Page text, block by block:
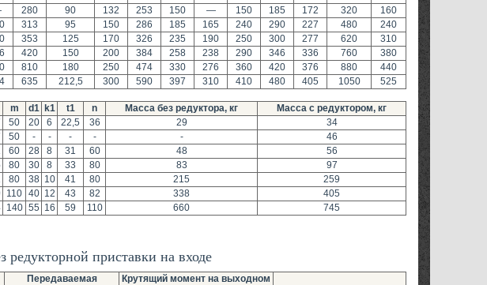
280 90 132 253 150 — 150 185 172 320
160
313 95 150 286 185 165 240 290 227 480
240
353 125 170 326 235 190 250 300 277 620
310
420 150 200 384 258 238 290 346 336 760
380
810 180 250 474 330 276 360 420 376 880
440
635 212,5 300 590 397 310 410 480 405 1050 525
m d1 k1 t1 n Масса без редуктора, кг
Масса с редуктором, кг
50 20 6 22,5 36 29
34
50 - - - - -
46
60 28 8 31 60 48
56
80 30 8 33 80 83
97
80 38 10 41 80 215
259
110 40 12 43 82 338
405
140 55 16 59 110 660 745
редукторной приставки на входе
Передаваемая
Крутящий момент на выходном